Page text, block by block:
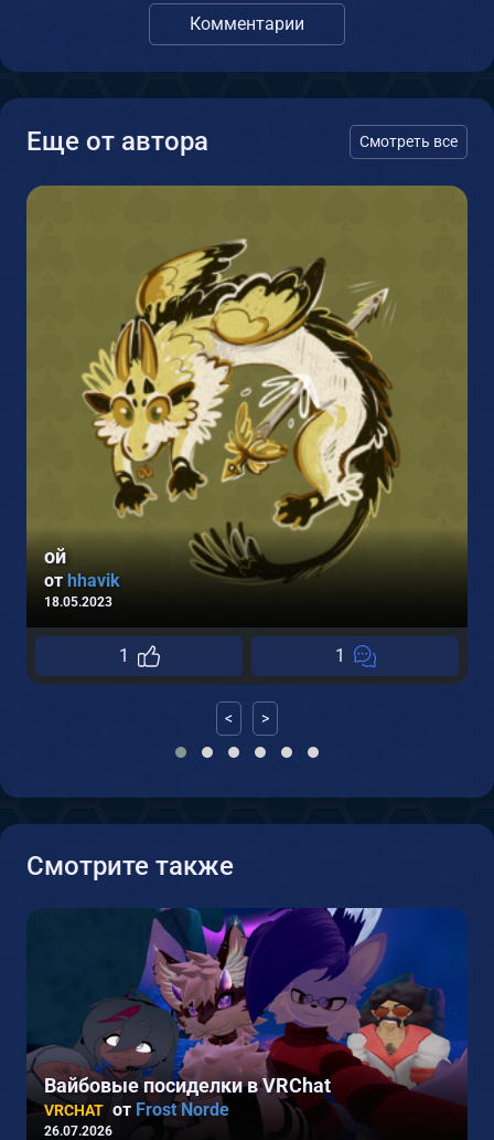
Комментарии
Еще от автора Смотреть все
ой
от hhavik
18.05.2023
1 1
< >
Смотрите также
Вайбовые посиделки в VRChat
VRCHAT от Frost Norde
26.07.2026